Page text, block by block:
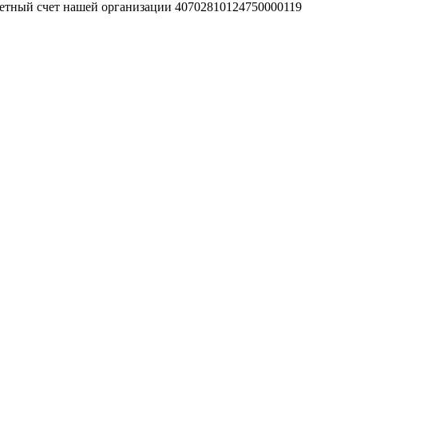
счет нашей организации 40702810124750000119